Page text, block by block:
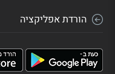
הורדת אפליקציה